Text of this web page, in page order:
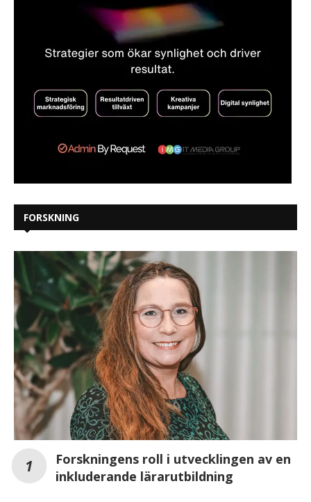
FORSKNING
Forskningens roll i utvecklingen av en
inkluderande lärarutbildning